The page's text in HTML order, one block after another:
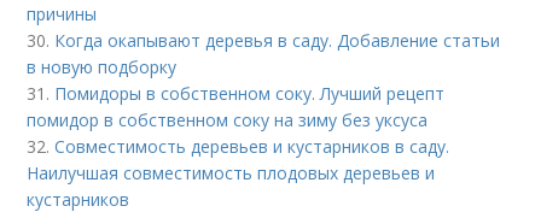
причины
30. Когда окапывают деревья в саду. Добавление статьи
в новую подборку
31. Помидоры в собственном соку. Лучший рецепт
помидор в собственном соку на зиму без уксуса
32.Совместимость деревьев и кустарников в саду.
Наилучшая совместимость плодовых деревьев и
кустарников